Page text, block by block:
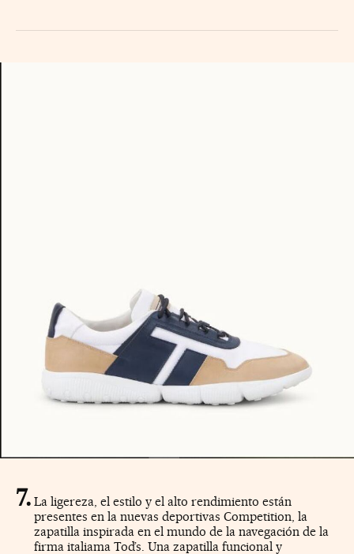
La ligereza, el estilo y el alto rendimiento están
presentes en la nuevas deportivas Competition, la
zapatilla inspirada en el mundo de la navegación de la
firma italiama Tod’s. Una zapatilla funcional y